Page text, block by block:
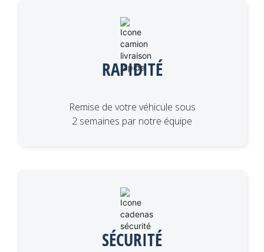
RAPIDITÉ
Remise de votre véhicule sous
2 semaines par notre équipe
SÉCURITÉ